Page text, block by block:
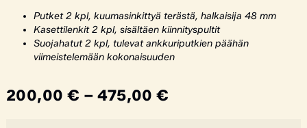
Putket 2 kpl, kuumasinkittyä terästä, halkaisija 48 mm
Kasettilenkit 2 kpl, sisältäen kiinnityspultit
Suojahatut 2 kpl, tulevat ankkuriputkien päähän
viimeistelemään kokonaisuuden
200,00 € – 475,00€